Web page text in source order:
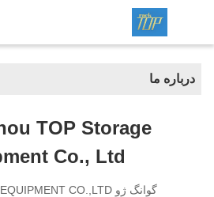
درباره ما
TOP Storage
Co., Ltd
گوانگ ژو TOP STORAGE EQUIPMENT CO.,LTD